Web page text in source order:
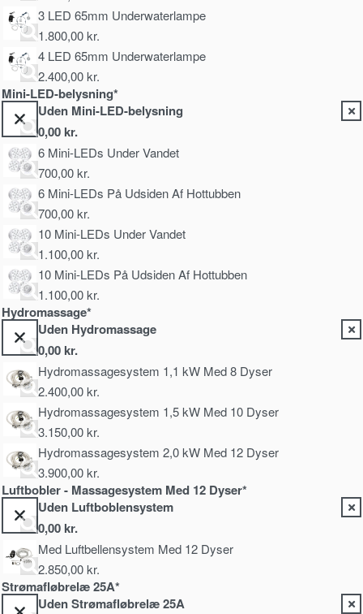
3 LED 65mm Underwaterlampe
1.800,00kr.
4 LED 65mm Underwaterlampe
2.400,00kr.
Mini-LED-belysning*
Uden Mini-LED-belysning
0,00 kr.
6 Mini-LEDs Under Vandet
700,00kr.
6 Mini-LEDs På Udsiden Af Hottubben
700,00kr.
10 Mini-LEDs Under Vandet
1.100,00kr.
10 Mini-LEDs På Udsiden Af Hottubben
1.100,00kr.
Hydromassage*
Uden Hydromassage
0,00 kr.
Hydromassagesystem 1,1 kW Med 8 Dyser
2.400,00kr.
Hydromassagesystem 1,5 kW Med 10 Dyser
3.150,00kr.
Hydromassagesystem 2,0 kW Med 12 Dyser
3.900,00kr.
Luftbobler - Massagesystem Med 12 Dyser*
Uden Luftboblensystem
0,00 kr.
Med Luftbellensystem Med 12 Dyser
2.850,00kr.
Strømafløbrelæ 25A*
Uden Strømafløbrelæ 25A